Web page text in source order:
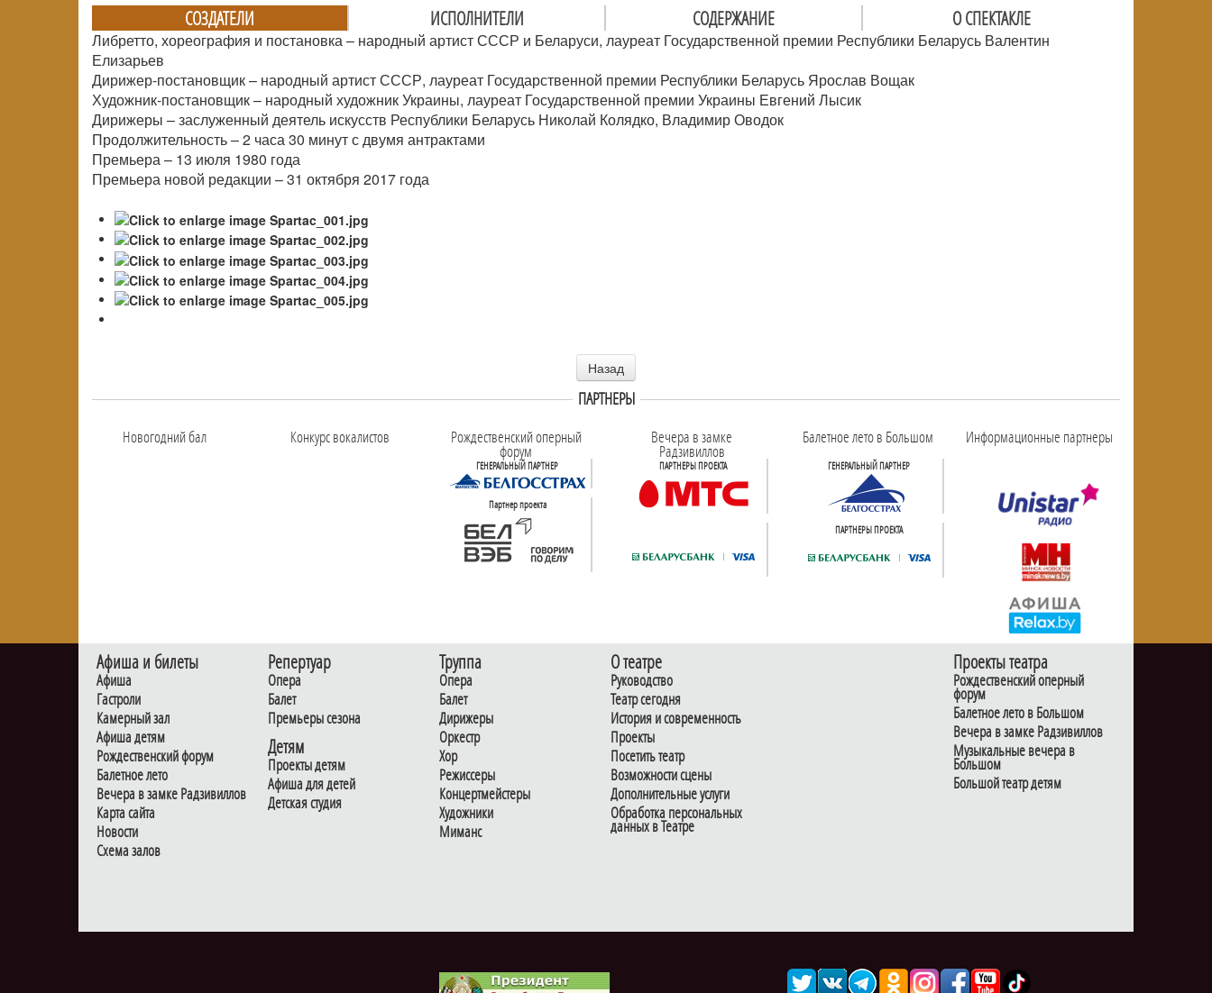
СОЗДАТЕЛИ ИСПОЛНИТЕЛИ СОДЕРЖАНИЕ О СПЕКТАКЛЕ
Либретто, хореография и постановка – народный артист СССР и Беларуси, лауреат Государственной премии Республики Беларусь Валентин
Елизарьев
Дирижер-постановщик – народный артист СССР, лауреат Государственной премии Республики Беларусь Ярослав Вощак
Художник-постановщик – народный художник Украины, лауреат Государственной премии Украины Евгений Лысик
Дирижеры – заслуженный деятель искусств Республики Беларусь Николай Колядко, Владимир Оводок
Продолжительность – 2 часа 30 минут с двумя антрактами
Премьера – 13 июля 1980 года
Премьера новой редакции – 31 октября 2017 года
Назад
ПАРТНЕРЫ
Новогодний бал
Конкурс вокалистов Рождественский оперный
форум
ГЕНЕРАЛЬНЫЙ ПАРТНЕР
Партнер проекта
Вечера в замке
Радзивиллов
ПАРТНЕРЫ ПРОЕКТА
Балетное лето в Большом
ГЕНЕРАЛЬНЫЙ ПАРТНЕР
ПАРТНЕРЫ ПРОЕКТА
Информационные партнеры
Афиша и билеты
Афиша
Гастроли
Камерный зал
Афиша детям
Рождественский форум
Балетное лето
Вечера в замке Радзивиллов
Карта сайта
Новости
Схема залов
Репертуар
Опера
Балет
Премьеры сезона
Детям
Проекты детям
Афиша для детей
Детская студия
Труппа
Опера
Балет
Дирижеры
Оркестр
Хор
Режиссеры
Концертмейстеры
Художники
Миманс
О театре
Руководство
Театр сегодня
История и современность
Проекты
Посетить театр
Возможности сцены
Дополнительные услуги
Обработка персональных
данных в Театре
Проекты театра
Рождественский оперный
форум
Балетное лето в Большом
Вечера в замке Радзивиллов
Музыкальные вечера в
Большом
Большой театр детям